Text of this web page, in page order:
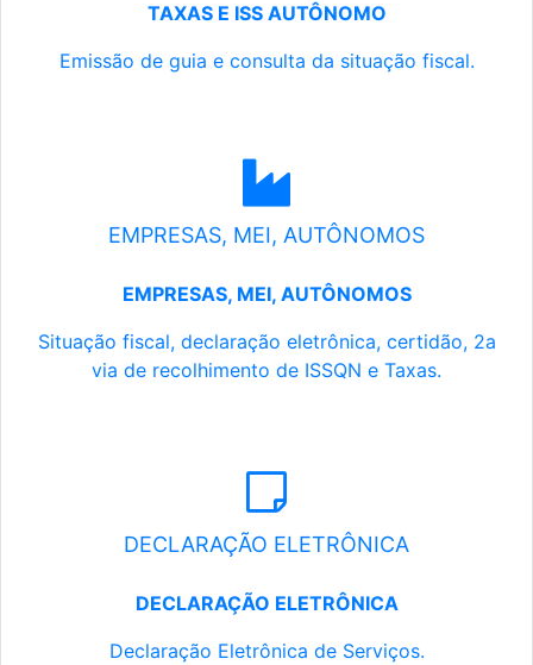
TAXAS E ISS AUTÔNOMO
Emissão de guia e consulta da situação fiscal.
EMPRESAS, MEI, AUTÔNOMOS
EMPRESAS, MEI, AUTÔNOMOS
Situação fiscal, declaração eletrônica, certidão, 2a
via de recolhimento de ISSQN e Taxas.
DECLARAÇÃO ELETRÔNICA
DECLARAÇÃO ELETRÔNICA
Declaração Eletrônica de Serviços.